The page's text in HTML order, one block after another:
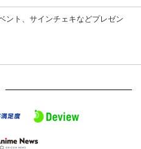
ント、サインチェキなどプレゼン